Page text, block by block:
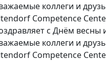
коллеги и
Competence
с Днём весны
коллеги и
Competence